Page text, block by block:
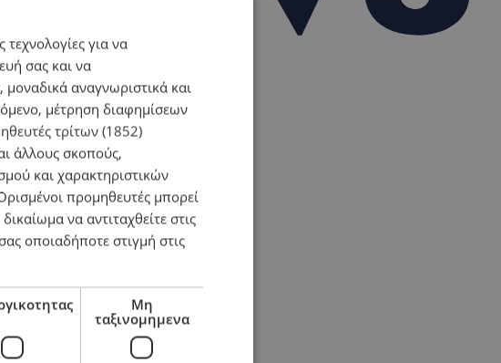
για να
σας και να
αναγνωριστικά και
μέτρηση διαφημίσεων
τρίτων (1852)
άλλους σκοπούς,
και χαρακτηριστικών
προμηθευτές μπορεί
να αντιταχθείτε στις
οποιαδήποτε στιγμή στις
Μη
ταξινομημενα